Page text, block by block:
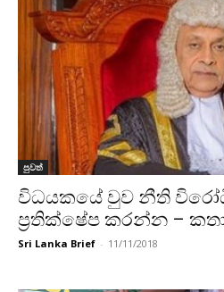
පුවත්
විධයකයේ වුව නීති
ප්‍රතික්ෂේප කරන්න –
Sri Lanka Brief - 11/11/2018